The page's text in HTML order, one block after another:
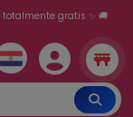
gratis ✨ 🚚
adheridas!